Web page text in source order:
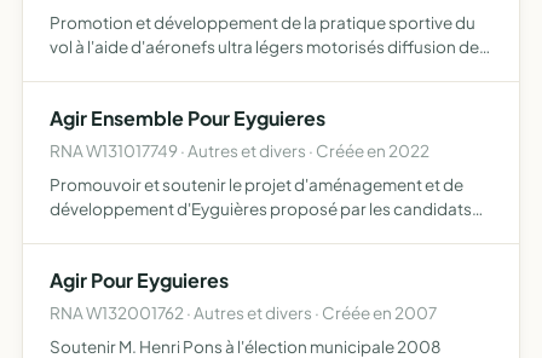
Promotion et développement de la pratique sportive du
vol à l'aide d'aéronefs ultra légers motorisés diffusion de
pilotage d'a…
Agir Ensemble Pour Eyguieres
RNA W131017749 · Autres et divers · Créée en 2022
Promouvoir et soutenir le projet d'aménagement et de
développement d'Eyguières proposé par les candidats
tous, l…
Agir Pour Eyguieres
RNA W132001762 · Autres et divers · Créée en 2007
Soutenir M. Henri Pons à l'élection municipale 2008